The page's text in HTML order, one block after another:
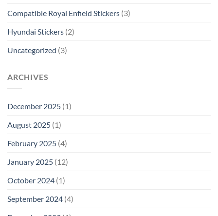
Compatible Royal Enfield Stickers (3)
Hyundai Stickers (2)
Uncategorized (3)
ARCHIVES
December 2025 (1)
August 2025 (1)
February 2025 (4)
January 2025 (12)
October 2024 (1)
September 2024 (4)